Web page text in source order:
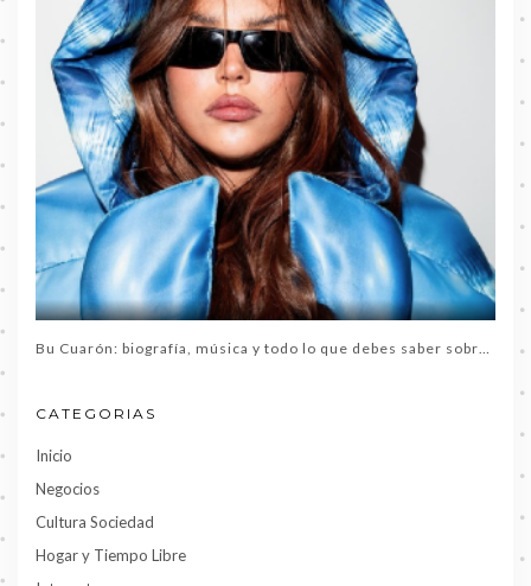
Bu Cuarón: biografía, música y todo lo que debes saber sobre la artista del momento
CATEGORIAS
Inicio
Negocios
Cultura Sociedad
Hogar y Tiempo Libre